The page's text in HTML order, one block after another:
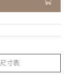
尺寸表